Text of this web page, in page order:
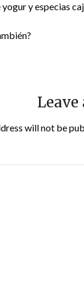
y especias
Leave
will not be